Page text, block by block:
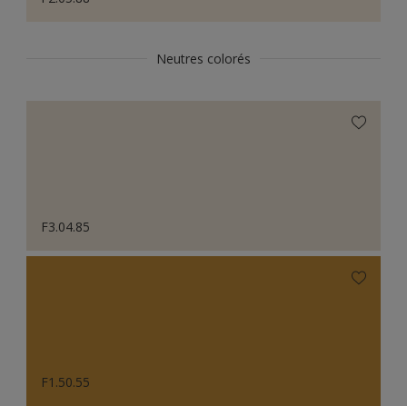
Neutres colorés
F3.04.85
F1.50.55